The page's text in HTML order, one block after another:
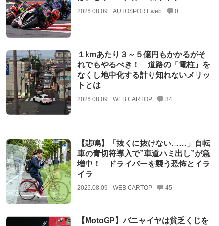
2026.08.09 AUTOSPORT web 0
１kmあたり３～５億円もかかるがそ
れでもやるべき！ 道路の「電柱」を
なくし地中化する計り知れないメリッ
トとは
2026.08.09 WEB CARTOP 34
【悲鳴】「抜くに抜けない……」自転
車の青切符導入で”車道ハミ出し”が急
増中！ ドライバーを襲う恐怖とイラ
イラ
2026.08.09 WEB CARTOP 45
【MotoGP】バニャイヤは貧乏くじを